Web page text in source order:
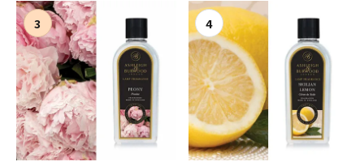
ASHLEIGH&BURWOOD（ア
シュレイアンドバーウッド）
ASHLEIGH&BURWOOD（ア
シュレイアンドバーウッド）